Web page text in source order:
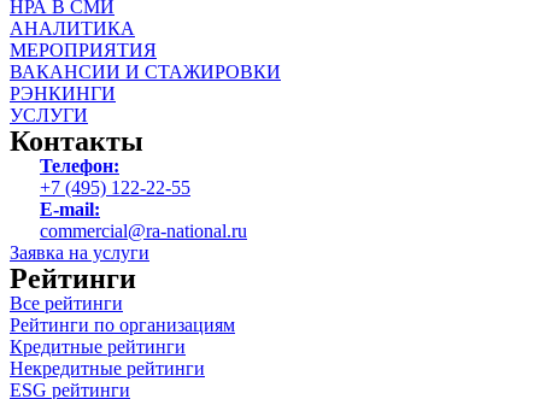
НРА В СМИ
АНАЛИТИКА
МЕРОПРИЯТИЯ
ВАКАНСИИ И СТАЖИРОВКИ
РЭНКИНГИ
УСЛУГИ
Контакты
Телефон:
+7 (495) 122-22-55
E-mail:
commercial@ra-national.ru
Заявка на услуги
Рейтинги
Все рейтинги
Рейтинги по организациям
Кредитные рейтинги
Некредитные рейтинги
ESG рейтинги